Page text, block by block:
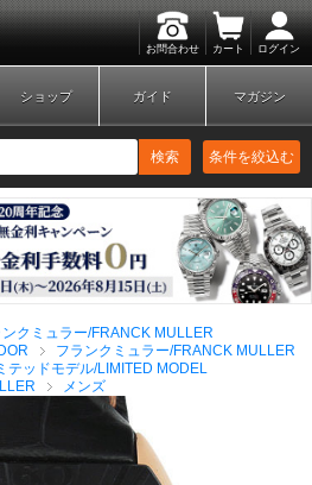
お問合わせ カート ログイン
ログイン
ンドから探す
ショップ ガイド マガジン
検索 条件を絞込む
ンクミュラー/FRANCK MULLER
フランクミュラー/FRANCK MULLER
テッドモデル/LIMITED MODEL
メンズ